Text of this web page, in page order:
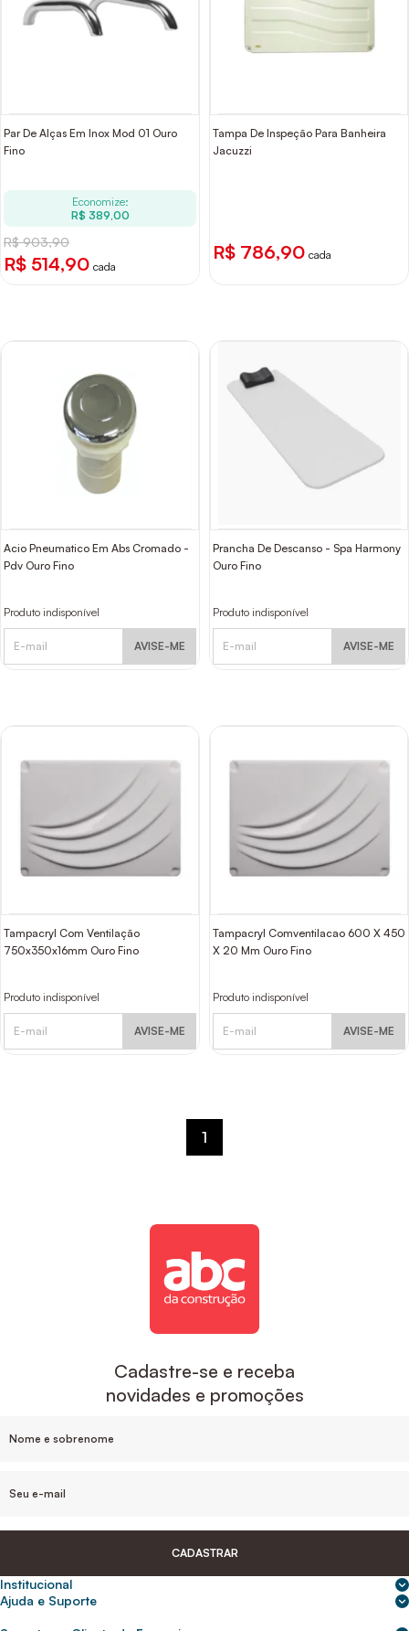
Par De Alças Em Inox Mod 01 Ouro
Fino
Economize:
R$ 389,00
R$ 903,90
R$ 514,90 cada
Tampa De Inspeção Para Banheira
Jacuzzi
R$ 786,90 cada
Acio Pneumatico Em Abs Cromado -
Pdv Ouro Fino
Produto indisponível
AVISE-ME
Prancha De Descanso - Spa Harmony
Ouro Fino
Produto indisponível
AVISE-ME
Tampacryl Com Ventilação
750x350x16mm Ouro Fino
Produto indisponível
AVISE-ME
Tampacryl Comventilacao 600 X 450
X 20 Mm Ouro Fino
Produto indisponível
AVISE-ME
1
Cadastre-se e receba
novidades e promoções
CADASTRAR
Institucional
Sobre nós
Ajuda e Suporte